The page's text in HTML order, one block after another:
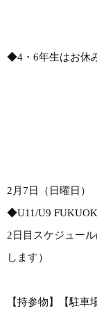
◆4・6年生はお休
2月7日（日曜日）
◆U11/U9
2日目スケジュー
します）
【持参物】【駐車